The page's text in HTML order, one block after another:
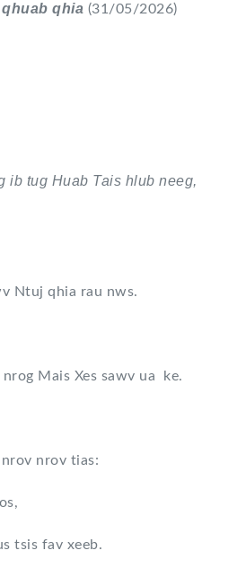
qhia (31/05/2026)
ib tug Huab Tais hlub neeg,
Ntuj qhia rau nws.
Mais Xes sawv ua ke.
nrov tias:
tus tsis fav xeeb.